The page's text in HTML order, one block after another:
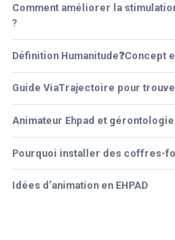
Comment améliorer la
?
Définition Humanitude❓Concept
Guide ViaTrajectoire pour
Animateur Ehpad et gérontologie
Pourquoi installer des coffres-
Idées d’animation en EHPAD